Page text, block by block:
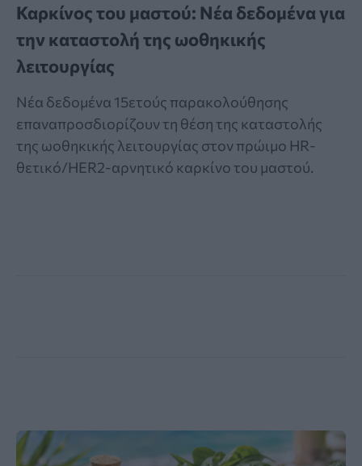
Καρκίνος του μαστού: Νέα δεδομένα για
την καταστολή της ωοθηκικής
λειτουργίας
Νέα δεδομένα 15ετούς παρακολούθησης
επαναπροσδιορίζουν τη θέση της καταστολής
της ωοθηκικής λειτουργίας στον πρώιμο HR-
θετικό/HER2-αρνητικό καρκίνο του μαστού.